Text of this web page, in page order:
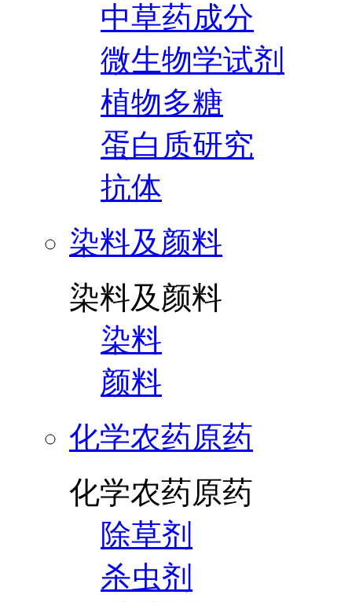
中草药成分
微生物学试剂
植物多糖
蛋白质研究
抗体
染料及颜料
染料及颜料
染料
颜料
化学农药原药
化学农药原药
除草剂
杀虫剂